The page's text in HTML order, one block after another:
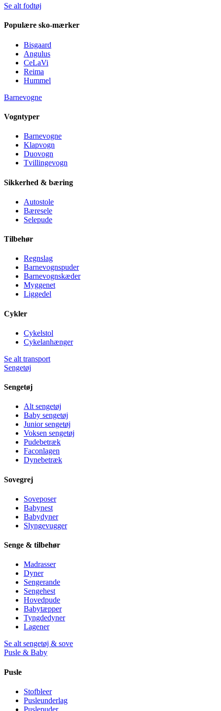
Se alt fodtøj
Populære sko-mærker
Bisgaard
Angulus
CeLaVi
Reima
Hummel
Barnevogne
Vogntyper
Barnevogne
Klapvogn
Duovogn
Tvillingevogn
Sikkerhed & bæring
Autostole
Bæresele
Selepude
Tilbehør
Regnslag
Barnevognspuder
Barnevognskæder
Myggenet
Liggedel
Cykler
Cykelstol
Cykelanhænger
Se alt transport
Sengetøj
Sengetøj
Alt sengetøj
Baby sengetøj
Junior sengetøj
Voksen sengetøj
Pudebetræk
Faconlagen
Dynebetræk
Sovegrej
Soveposer
Babynest
Babydyner
Slyngevugger
Senge & tilbehør
Madrasser
Dyner
Sengerande
Sengehest
Hovedpude
Babytæpper
Tyngdedyner
Lagener
Se alt sengetøj & sove
Pusle & Baby
Pusle
Stofbleer
Pusleunderlag
Puslepuder